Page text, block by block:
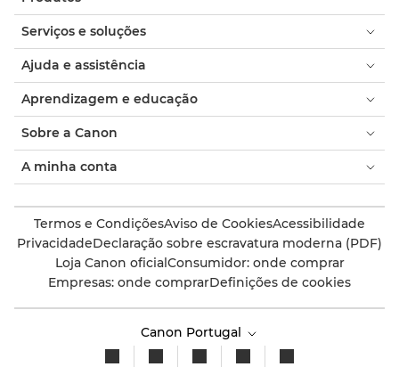
Serviços e soluções
Ajuda e assistência
Aprendizagem e educação
Sobre a Canon
A minha conta
Termos e CondiçõesAviso de CookiesAcessibilidade
PrivacidadeDeclaração sobre escravatura moderna (PDF)
Loja Canon oficial Consumidor: onde comprar
Empresas: onde comprarDefinições de cookies
Canon Portugal